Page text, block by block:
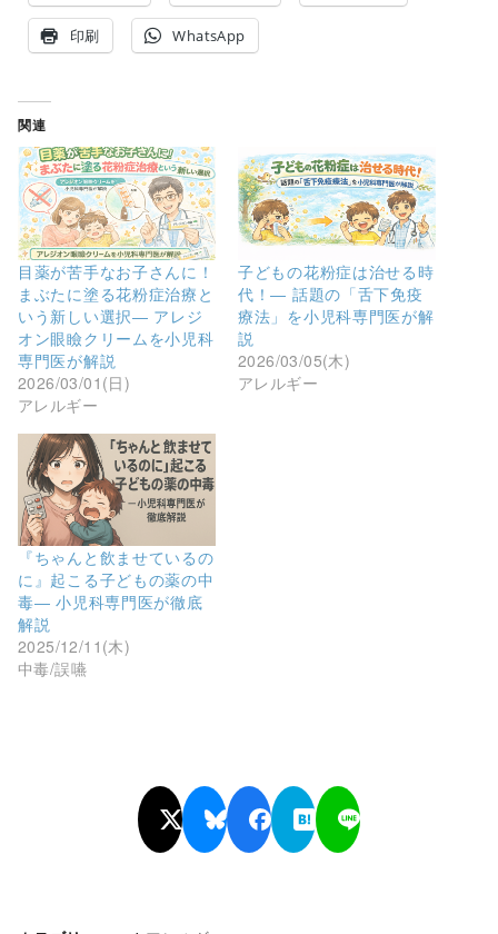
印刷 WhatsApp
関連
目薬が苦手なお子さんに！
まぶたに塗る花粉症治療と
いう新しい選択― アレジ
オン眼瞼クリームを小児科
専門医が解説
2026/03/01(日)
アレルギー
子どもの花粉症は治せる時
代！― 話題の「舌下免疫
療法」を小児科専門医が解
説
2026/03/05(木)
アレルギー
『ちゃんと飲ませているの
に』起こる子どもの薬の中
毒― 小児科専門医が徹底
解説
2025/12/11(木)
中毒/誤嚥